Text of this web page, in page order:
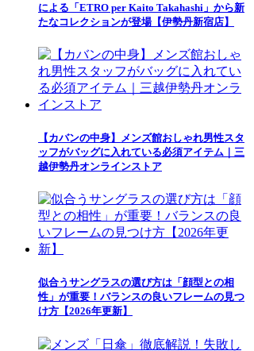
による「ETRO per Kaito Takahashi」から新
たなコレクションが登場【伊勢丹新宿店】
【カバンの中身】メンズ館おしゃれ男性スタ
ッフがバッグに入れている必須アイテム｜三
越伊勢丹オンラインストア
似合うサングラスの選び方は「顔型との相
性」が重要！バランスの良いフレームの見つ
け方【2026年更新】